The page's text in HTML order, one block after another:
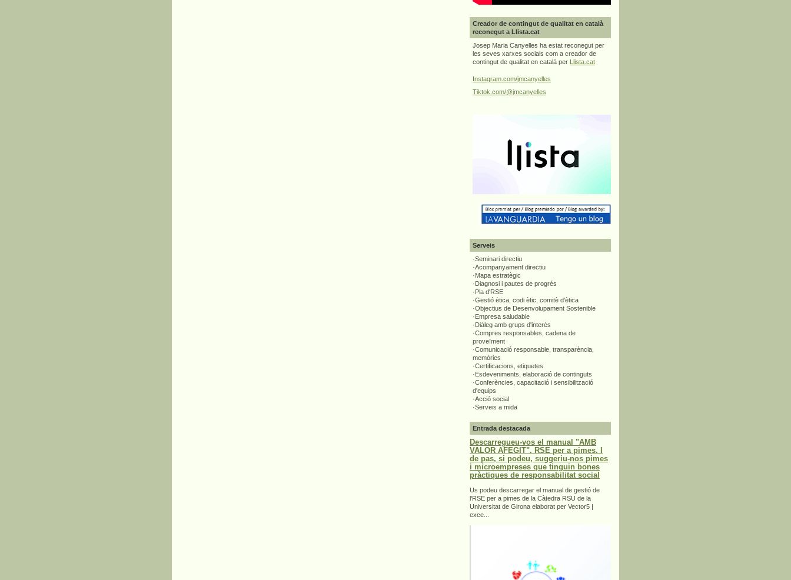
Creador de contingut de qualitat en català
reconegut a Llista.cat
Josep Maria Canyelles ha estat reconegut per
les seves xarxes socials com a creador de
contingut de qualitat en català per
Llista.cat
Instagram.com/jmcanyelles
Tiktok.com/@jmcanyelles
Serveis
·Seminari directiu
·Acompanyament directiu
·Mapa estratègic
·Diagnosi i pautes de progrés
·Pla d'RSE
·Gestió ètica, codi ètic, comitè d'ètica
·Objectius de Desenvolupament Sostenible
·Empresa saludable
·Diàleg amb grups d'interès
·Compres responsables, cadena de
proveïment
·Comunicació responsable, transparència,
memòries
·Certificacions, etiquetes
·Esdeveniments, elaboració de continguts
·Conferències, capacitació i sensibilització
d'equips
·Acció social
·Serveis a mida
Entrada destacada
Descarregueu-vos el manual "AMB
VALOR AFEGIT". RSE per a pimes. I
de pas, si podeu, suggeriu-nos pimes
i microempreses que tinguin bones
pràctiques de responsabilitat social
Us podeu descarregar el manual de gestió de
l'RSE per a pimes de la Càtedra RSU de la
Universitat de Girona elaborat per Vector5 |
exce...